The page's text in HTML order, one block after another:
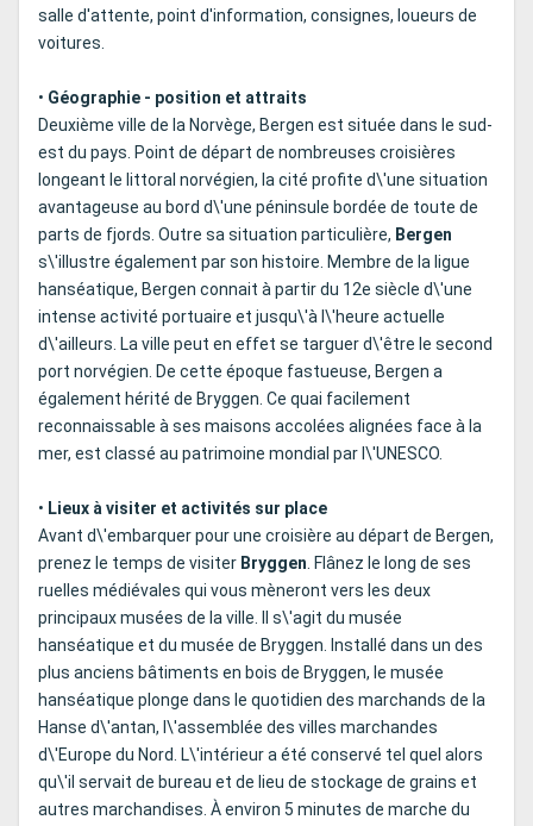
salle d'attente, point d'information, consignes, loueurs de
voitures.
• Géographie - position et attraits
Deuxième ville de la Norvège, Bergen est située dans le sud-
est du pays. Point de départ de nombreuses croisières
longeant le littoral norvégien, la cité profite d\'une situation
avantageuse au bord d\'une péninsule bordée de toute de
parts de fjords. Outre sa situation particulière, Bergen
s\'illustre également par son histoire. Membre de la ligue
hanséatique, Bergen connait à partir du 12e siècle d\'une
intense activité portuaire et jusqu\'à l\'heure actuelle
d\'ailleurs. La ville peut en effet se targuer d\'être le second
port norvégien. De cette époque fastueuse, Bergen a
également hérité de Bryggen. Ce quai facilement
reconnaissable à ses maisons accolées alignées face à la
mer, est classé au patrimoine mondial par l\'UNESCO.
• Lieux à visiter et activités sur place
Avant d\'embarquer pour une croisière au départ de Bergen,
prenez le temps de visiter Bryggen . Flânez le long de ses
ruelles médiévales qui vous mèneront vers les deux
principaux musées de la ville. Il s\'agit du musée
hanséatique et du musée de Bryggen. Installé dans un des
plus anciens bâtiments en bois de Bryggen, le musée
hanséatique plonge dans le quotidien des marchands de la
Hanse d\'antan, l\'assemblée des villes marchandes
d\'Europe du Nord. L\'intérieur a été conservé tel quel alors
qu\'il servait de bureau et de lieu de stockage de grains et
autres marchandises. À environ 5 minutes de marche du